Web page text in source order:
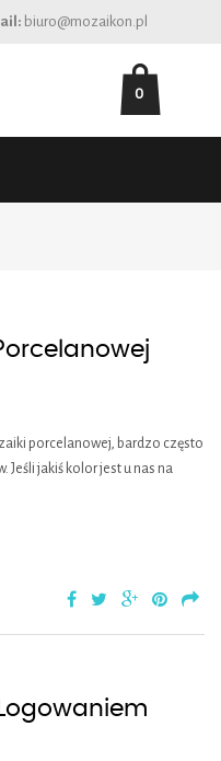
biuro@mozaikon.pl
0
porcelanowej, bardzo często
Jeśli jakiś kolor jest u nas na